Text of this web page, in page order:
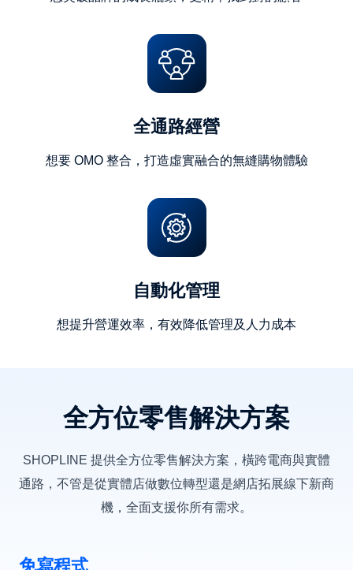
全通路經營
想要 OMO 整合，打造虛實融合的無縫購物體驗
自動化管理
想提升營運效率，有效降低管理及人力成本
全方位零售解決方案
SHOPLINE 提供全方位零售解決方案，橫跨電商與實體
通路，不管是從實體店做數位轉型還是網店拓展線下新商
機，全面支援你所有需求。
免寫程式